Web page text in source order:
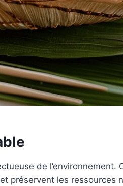
de
préservent les ressources